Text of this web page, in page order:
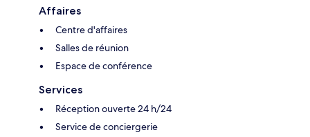
Affaires
Centre d'affaires
Salles de réunion
Espace de conférence
Services
Réception ouverte 24 h/24
Service de conciergerie